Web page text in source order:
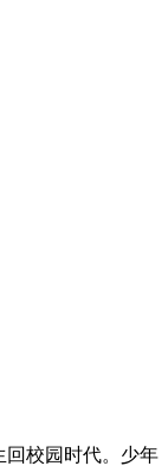
回校园时代。少年